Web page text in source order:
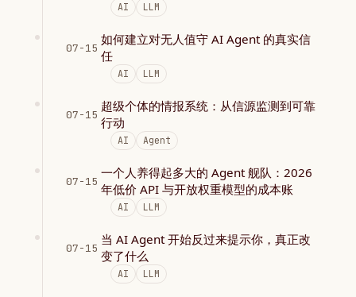
AI LLM
07-15
如何建立对无人值守 AI Agent 的真实信
任
AI LLM
07-15
超级个体的情报系统：从信源监测到可靠
行动
AI Agent
07-15
一个人养得起多大的 Agent 舰队：2026
年低价 API 与开放权重模型的成本账
AI LLM
07-15
当 AI Agent 开始反过来提示你，真正改
变了什么
AI LLM